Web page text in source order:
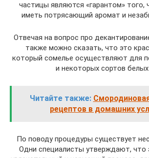
частицы являются «гарантом» того,
иметь потрясающий аромат и
Отвечая на вопрос про
также можно сказать, что это
который сомелье осуществляют для
и некоторых сортов белых
Читайте также:
рецептов в домашних
По поводу процедуры существует
Одни специалисты утверждают, что